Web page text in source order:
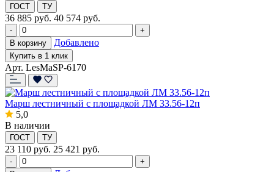
ГОСТ ТУ
36 885 руб. 40 574 руб.
-
+
В корзину
Добавлено
Купить в 1 клик
Арт. LesMaSP-6170
Марш лестничный с площадкой ЛМ 33.56-12п
5,0
В наличии
ГОСТ ТУ
23 110 руб. 25 421 руб.
-
+